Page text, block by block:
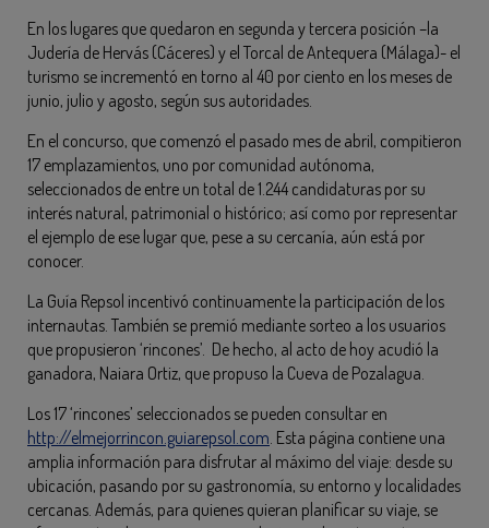
En los lugares que quedaron en segunda y tercera posición –la
Judería de Hervás (Cáceres) y el Torcal de Antequera (Málaga)- el
turismo se incrementó en torno al 40 por ciento en los meses de
junio, julio y agosto, según sus autoridades.
En el concurso, que comenzó el pasado mes de abril, compitieron
17 emplazamientos, uno por comunidad autónoma,
seleccionados de entre un total de 1.244 candidaturas por su
interés natural, patrimonial o histórico; así como por representar
el ejemplo de ese lugar que, pese a su cercanía, aún está por
conocer.
La Guía Repsol incentivó continuamente la participación de los
internautas. También se premió mediante sorteo a los usuarios
que propusieron ‘rincones’. De hecho, al acto de hoy acudió la
ganadora, Naiara Ortiz, que propuso la Cueva de Pozalagua.
Los 17 ‘rincones’ seleccionados se pueden consultar en
http://elmejorrincon.guiarepsol.com . Esta página contiene una
amplia información para disfrutar al máximo del viaje: desde su
ubicación, pasando por su gastronomía, su entorno y localidades
cercanas. Además, para quienes quieran planificar su viaje, se